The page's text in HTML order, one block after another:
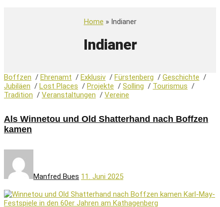
Home » Indianer
Indianer
Boffzen / Ehrenamt / Exklusiv / Fürstenberg / Geschichte /
Jubiläen / Lost Places / Projekte / Solling / Tourismus /
Tradition / Veranstaltungen / Vereine
Als Winnetou und Old Shatterhand nach Boffzen
kamen
Manfred Bues 11. Juni 2025